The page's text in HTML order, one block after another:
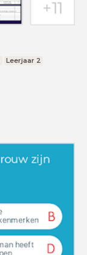
Leerjaar 2